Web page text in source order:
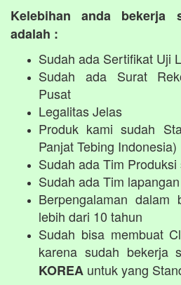
Kelebihan anda bekerja
adalah :
Sudah ada Sertifikat Uji
Sudah ada Surat
Pusat
Legalitas Jelas
Produk kami sudah
Panjat Tebing Indonesia)
Sudah ada Tim Produksi
Sudah ada Tim
Berpengalaman dalam
lebih dari 10 tahun
Sudah bisa membuat
karena sudah bekerja
KOREA untuk yang